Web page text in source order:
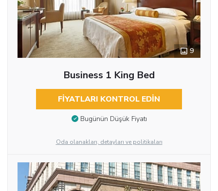
9
Business 1 King Bed
FIYATLARI KONTROL EDIN
Bugünün Düşük Fiyatı
Oda olanakları, detayları ve politikaları